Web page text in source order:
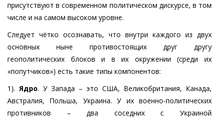
присутствуют в современном политическом дискурсе, в том
числе и на самом высоком уровне.
Следует чётко осознавать, что внутри каждого из двух
основных ныне противостоящих друг другу
геополитических блоков и в их окружении (среди их
«попутчиков») есть такие типы компонентов:
1). Ядро. У Запада – это США, Великобритания, Канада,
Австралия, Польша, Украина. У их военно-политических
противников – два соседних с Украиной